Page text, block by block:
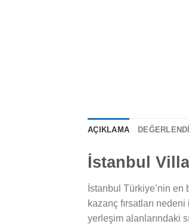
AÇIKLAMA
İstanbul Villa
İstanbul Türkiye’nin
kazanç fırsatları
yerleşim alanlarındaki